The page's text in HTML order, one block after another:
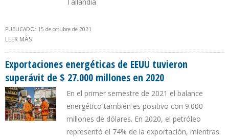
PUBLICADO: 15 de octubre de 2021
LEER MÁS
Exportaciones energéticas de EEUU tuvieron
superávit de $ 27.000 millones en 2020
En el primer semestre de 2021 el balance
energético también es positivo con 9.000
millones de dólares. En 2020, el petróleo
representó el 74% de la exportación, mientras